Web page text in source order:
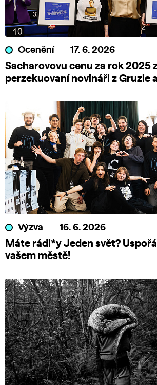
Ocenění 17. 6. 2026
Sacharovovu cenu za rok 2025
perzekuovaní novináři z Gruzie
Výzva 16. 6. 2026
Máte rádi*y Jeden svět?
vašem městě!